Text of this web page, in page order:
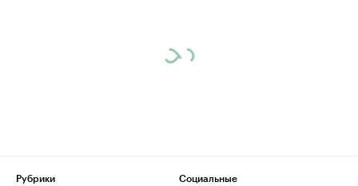
Рубрики
Социальные